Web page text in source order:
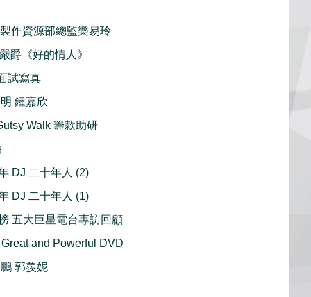
作資源部總監樂易玲
爵《好的情人》
試寫真
鍾嘉欣
Walk 籌款助研
DJ 二十年人 (2)
DJ 二十年人 (1)
五大巨星電台專訪回顧
and Powerful DVD
郭羨妮